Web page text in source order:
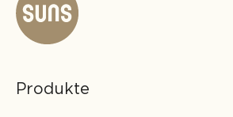
Produkte